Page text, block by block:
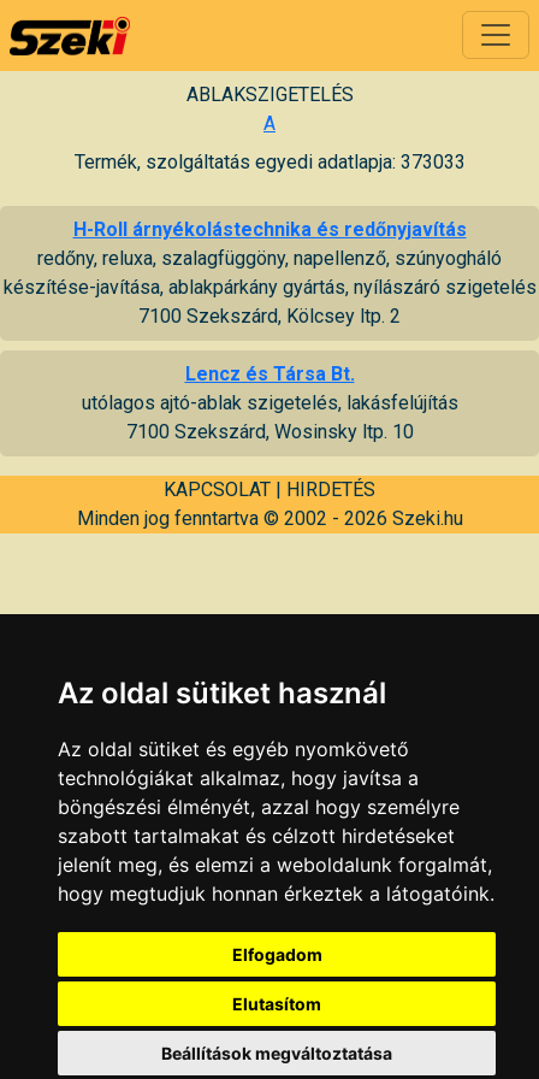
ABLAKSZIGETELÉS
A
Termék, szolgáltatás egyedi adatlapja: 373033
H-Roll árnyékolástechnika és redőnyjavítás
redőny, reluxa, szalagfüggöny, napellenző, szúnyogháló
készítése-javítása, ablakpárkány gyártás, nyílászáró szigetelés
7100 Szekszárd, Kölcsey ltp. 2
Lencz és Társa Bt.
utólagos ajtó-ablak szigetelés, lakásfelújítás
7100 Szekszárd, Wosinsky ltp. 10
KAPCSOLAT | HIRDETÉS
Minden jog fenntartva © 2002 - 2026 Szeki.hu
Az oldal sütiket használ
Az oldal sütiket és egyéb nyomkövető
technológiákat alkalmaz, hogy javítsa a
böngészési élményét, azzal hogy személyre
szabott tartalmakat és célzott hirdetéseket
jelenít meg, és elemzi a weboldalunk forgalmát,
hogy megtudjuk honnan érkeztek a látogatóink.
Elfogadom
Elutasítom
Beállítások megváltoztatása